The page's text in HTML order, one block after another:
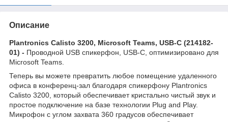
Описание
Plantronics Calisto 3200, Microsoft Teams, USB-C (214182-
01) - Проводной USB спикерфон, USB-C, оптимизировано для
Microsoft Teams.
Теперь вы можете превратить любое помещение удаленного
офиса в конференц-зал благодаря спикерфону Plantronics
Calisto 3200, который обеспечивает кристально чистый звук и
простое подключение на базе технологии Plug and Play.
Микрофон с углом захвата 360 градусов обеспечивает